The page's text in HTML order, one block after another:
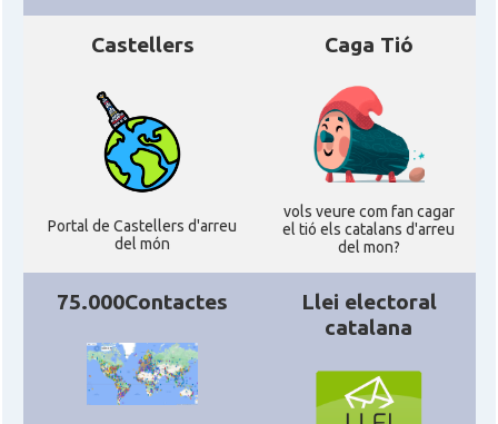
CAMON Catalans a WASHINGTON DC
CAMON Catalans a WISCONSIN
CAMON Catalans a WYOMING
American Institute for Catalan
Casal Català de Minnesota
Casal Casal Català del Nord de Califòrnia
Castellers
Portal de Castellers d'arreu
del món
Caga Tió
vols veure com fan cagar
el tió els catalans d'arreu
del mon?
75.000Contactes
Llei electoral
catalana